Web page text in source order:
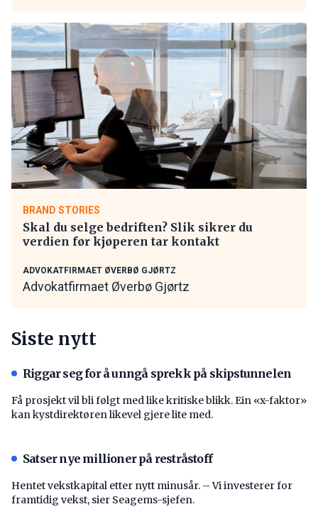
BRAND STORIES
Skal du selge bedriften? Slik sikrer du
verdien før kjøperen tar kontakt
ADVOKATFIRMAET ØVERBØ GJØRTZ
Advokatfirmaet Øverbø Gjørtz
Siste nytt
Riggar seg for å unngå sprekk på skipstunnelen
Få prosjekt vil bli følgt med like kritiske blikk. Ein «x-faktor»
kan kystdirektøren likevel gjere lite med.
Satser nye millioner på restråstoff
Hentet vekstkapital etter nytt minusår. – Vi investerer for
framtidig vekst, sier Seagems-sjefen.